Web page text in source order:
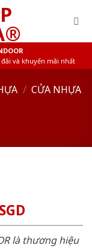
và khuyến mãi nhất
/ CỬA NHỰA
là thương hiệu